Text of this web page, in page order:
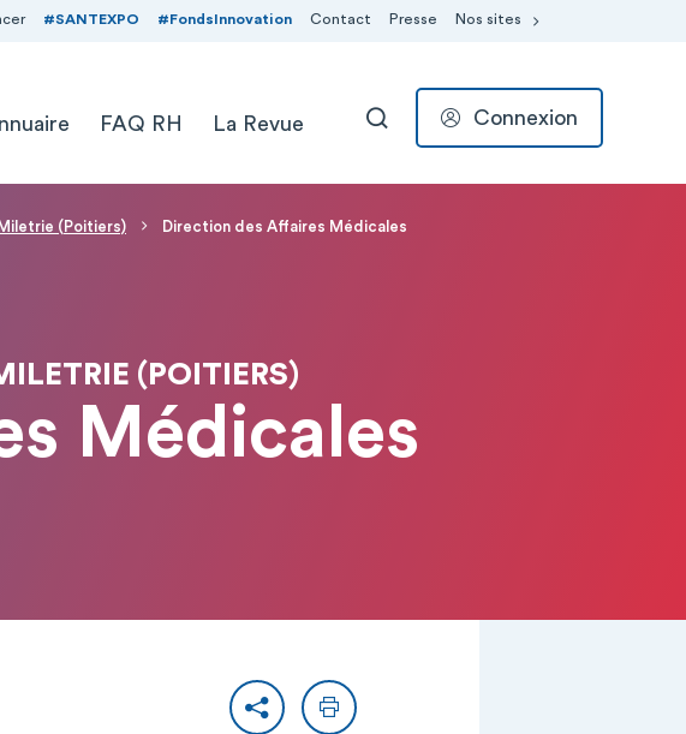
#SANTEXPO #FondsInnovation Contact Presse Nos sites
FAQ RH La Revue RECHERCHER
Connexion
(Poitiers) Direction des Affaires Médicales
(POITIERS)
Médicales
PartagerImprimer